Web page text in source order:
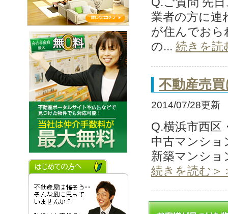
業者の方に連
が住んでお
の... 続きを読
不動産売
2014/07/28更新
Q.横浜市西区
中古マンショ
新築マンショ
続きを読む＞